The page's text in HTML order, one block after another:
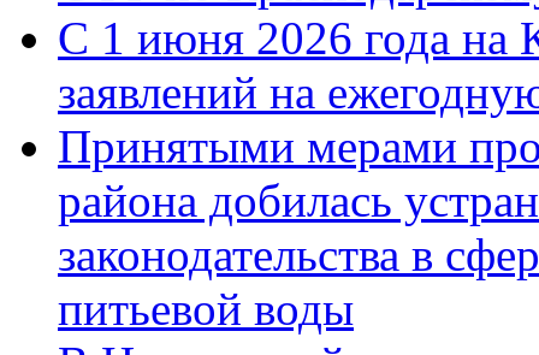
С 1 июня 2026 года на
заявлений на
Принятыми мерами
района добилась
законодательства в
питьевой воды